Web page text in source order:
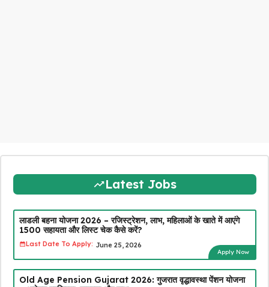
Latest Jobs
लाडली बहना योजना 2026 – रजिस्ट्रेशन, लाभ, महिलाओं के खाते में आएंगे
₹1500 सहायता और लिस्ट चेक कैसे करें?
Last Date To Apply: June 25, 2026
Apply Now
Old Age Pension Gujarat 2026: गुजरात वृद्धावस्था पेंशन योजना